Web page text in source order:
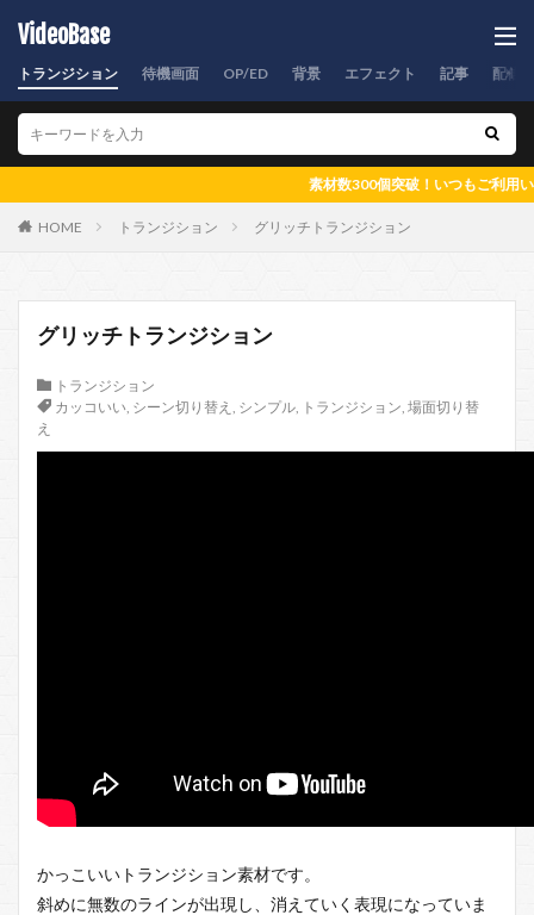
VideoBase
トランジション 待機画面 OP/ED 背景 エフェクト 記事 配信
素材数300個突破！いつもご利用いただきあ
HOME トランジション グリッチトランジション
グリッチトランジション
トランジション
カッコいい, シーン切り替え , シンプル, トランジション, 場面切り替
え
かっこいいトランジション素材です。
斜めに無数のラインが出現し、消えていく表現になっていま